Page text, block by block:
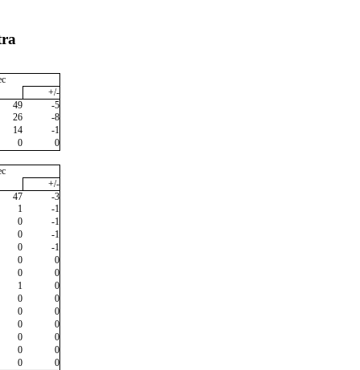
+/-
49
-5
26
-8
14
-1
0
0
+/-
47
-3
1
-1
0
-1
0
-1
0
-1
0
0
0
0
1
0
0
0
0
0
0
0
0
0
0
0
0
0